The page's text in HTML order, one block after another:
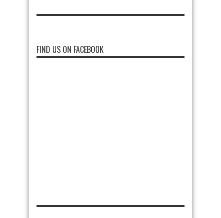
FIND US ON FACEBOOK